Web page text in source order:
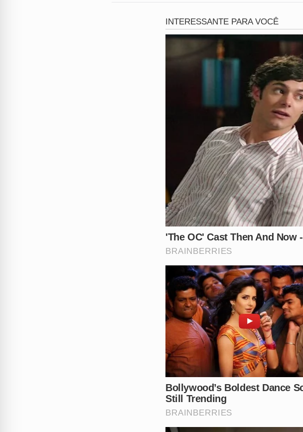
Estatísticas e fatores de risco
O Inca estima que até 2028 mais de 12 mil
incidência em homens. Fatores de risco incluem
de anabolizantes e histórico de hepatite crônica.
Prevenção e cuidados
Para reduzir os riscos, especialistas
ter cuidado com alimentos armazenados em
Conclusão e alerta
A morte de Lorena Batista reforça a
. Sua história se tornou um alerta para
O que você acha disso? Conta nos comentários!